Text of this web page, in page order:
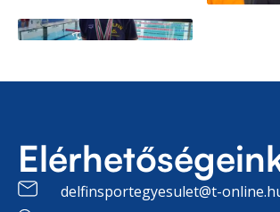
delfinsportegyesulet@t-